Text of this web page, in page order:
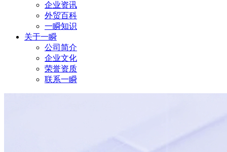
企业资讯
外贸百科
一瞬知识
关于一瞬
公司简介
企业文化
荣誉资质
联系一瞬